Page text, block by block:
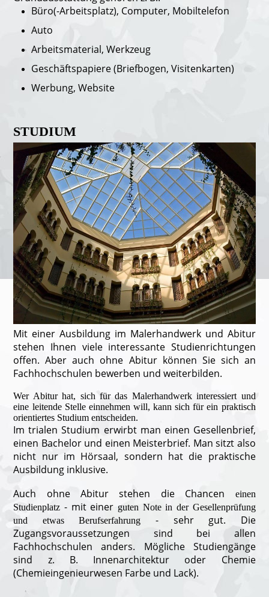
Büro(-Arbeitsplatz), Computer, Mobiltelefon
Auto
Arbeitsmaterial,Werkzeug
Geschäftspapiere (Briefbogen, Visitenkarten)
Werbung, Website
STUDIUM
Mit einer Ausbildung im Malerhandwerk und Abitur
stehen Ihnen viele interessante Studienrichtungen
offen. Aber auch ohne Abitur können Sie sich an
Fachhochschulen bewerben und weiterbilden.
Wer Abitur hat, sich für das Malerhandwerk interessiert und
eine leitende Stelle einnehmen will, kann sich für ein praktisch
orientiertes Studium entscheiden.
Im trialen Studium erwirbt man einen Gesellenbrief,
einen Bachelor und einen Meisterbrief. Man sitzt also
nicht nur im Hörsaal, sondern hat die praktische
Ausbildung inklusive.
Auch ohne Abitur stehen die Chancen
einen
Studienplatz- mit einer guten Note in der Gesellenprüfung
und etwas Berufserfahrung
- sehr gut. Die
Zugangsvoraussetzungen sind bei allen
Fachhochschulen anders. Mögliche Studiengänge
sind z. B. Innenarchitektur oder Chemie
(Chemieingenieurwesen Farbe und Lack).